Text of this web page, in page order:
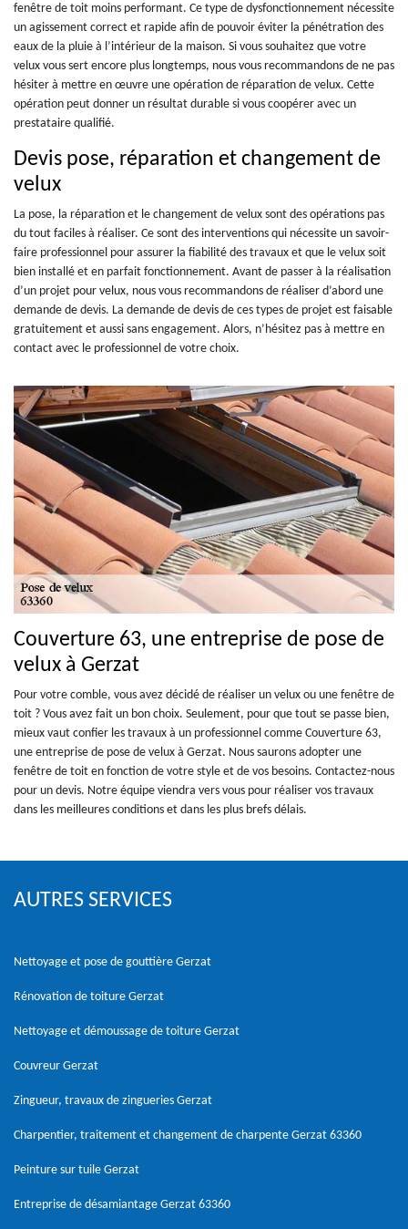
fenêtre de toit moins performant. Ce type de dysfonctionnement nécessite
un agissement correct et rapide afin de pouvoir éviter la pénétration des
eaux de la pluie à l’intérieur de la maison. Si vous souhaitez que votre
velux vous sert encore plus longtemps, nous vous recommandons de ne pas
hésiter à mettre en œuvre une opération de réparation de velux. Cette
opération peut donner un résultat durable si vous coopérer avec un
prestataire qualifié.
Devis pose, réparation et changement de
velux
La pose, la réparation et le changement de velux sont des opérations pas
du tout faciles à réaliser. Ce sont des interventions qui nécessite un savoir-
faire professionnel pour assurer la fiabilité des travaux et que le velux soit
bien installé et en parfait fonctionnement. Avant de passer à la réalisation
d’un projet pour velux, nous vous recommandons de réaliser d’abord une
demande de devis. La demande de devis de ces types de projet est faisable
gratuitement et aussi sans engagement. Alors, n’hésitez pas à mettre en
contact avec le professionnel de votre choix.
Couverture 63, une entreprise de pose de
velux à Gerzat
Pour votre comble, vous avez décidé de réaliser un velux ou une fenêtre de
toit ? Vous avez fait un bon choix. Seulement, pour que tout se passe bien,
mieux vaut confier les travaux à un professionnel comme Couverture 63,
une entreprise de pose de velux à Gerzat. Nous saurons adopter une
fenêtre de toit en fonction de votre style et de vos besoins. Contactez-nous
pour un devis. Notre équipe viendra vers vous pour réaliser vos travaux
dans les meilleures conditions et dans les plus brefs délais.
AUTRES SERVICES
Nettoyage et pose de gouttière Gerzat
Rénovation de toiture Gerzat
Nettoyage et démoussage de toiture Gerzat
Couvreur Gerzat
Zingueur, travaux de zingueries Gerzat
Charpentier, traitement et changement de charpente Gerzat 63360
Peinture sur tuile Gerzat
Entreprise de désamiantage Gerzat 63360